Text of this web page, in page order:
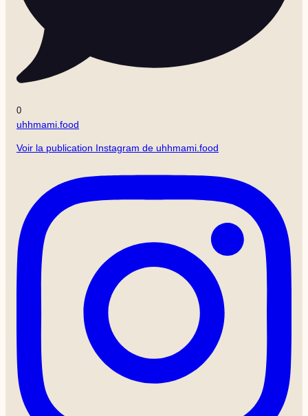
0
uhhmami.food
Voir la publication Instagram de uhhmami.food